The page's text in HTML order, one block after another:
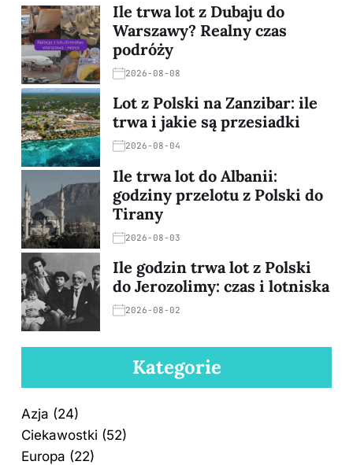
Ile trwa lot z Dubaju do
Warszawy? Realny czas
podróży
2026-08-08
Lot z Polski na Zanzibar: ile
trwa i jakie są przesiadki
2026-08-04
Ile trwa lot do Albanii:
godziny przelotu z Polski do
Tirany
2026-08-03
Ile godzin trwa lot z Polski
do Jerozolimy: czas i lotniska
2026-08-02
Kategorie
Azja (24)
Ciekawostki (52)
Europa (22)